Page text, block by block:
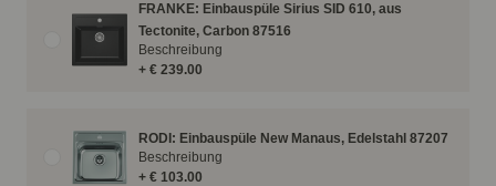
FRANKE: Einbauspüle Sirius SID 610, aus
Tectonite, Carbon 87516
+ € 239.00
Beschreibung
RODI: Einbauspüle New Manaus, Edelstahl 87207
+ € 103.00
Beschreibung